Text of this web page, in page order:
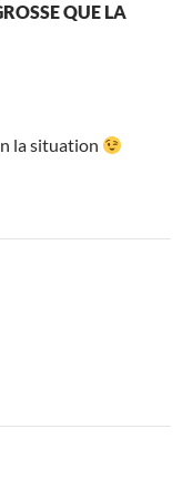
QUE LA
la situation